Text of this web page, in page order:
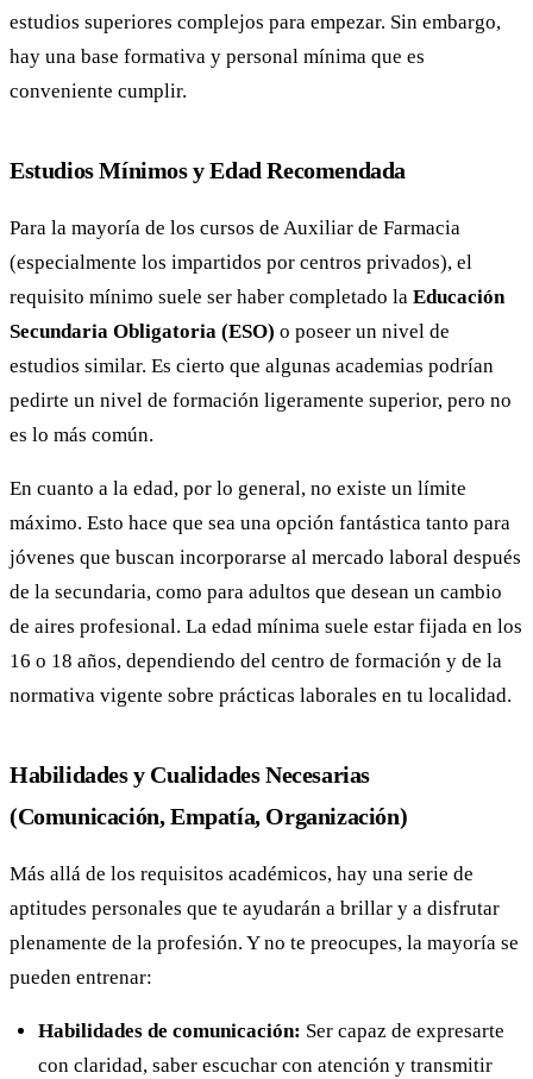
estudios superiores complejos para empezar. Sin embargo,
hay una base formativa y personal mínima que es
conveniente cumplir.
Estudios Mínimos y Edad Recomendada
Para la mayoría de los cursos de Auxiliar de Farmacia
(especialmente los impartidos por centros privados), el
requisito mínimo suele ser haber completado la Educación
Secundaria Obligatoria (ESO) o poseer un nivel de
estudios similar. Es cierto que algunas academias podrían
pedirte un nivel de formación ligeramente superior, pero no
es lo más común.
En cuanto a la edad, por lo general, no existe un límite
máximo. Esto hace que sea una opción fantástica tanto para
jóvenes que buscan incorporarse al mercado laboral después
de la secundaria, como para adultos que desean un cambio
de aires profesional. La edad mínima suele estar fijada en los
16 o 18 años, dependiendo del centro de formación y de la
normativa vigente sobre prácticas laborales en tu localidad.
Habilidades y Cualidades Necesarias
(Comunicación, Empatía, Organización)
Más allá de los requisitos académicos, hay una serie de
aptitudes personales que te ayudarán a brillar y a disfrutar
plenamente de la profesión. Y no te preocupes, la mayoría se
pueden entrenar:
Habilidades de comunicación: Ser capaz de expresarte
con claridad, saber escuchar con atención y transmitir